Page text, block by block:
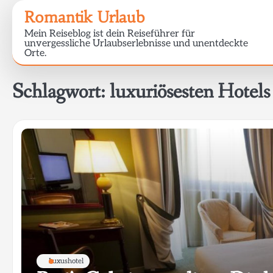
content
Romantik Urlaub
Mein Reiseblog ist dein Reiseführer für
unvergessliche Urlaubserlebnisse und unentdeckte
Orte.
Schlagwort:luxuriösesten Hotels
Luxushotel